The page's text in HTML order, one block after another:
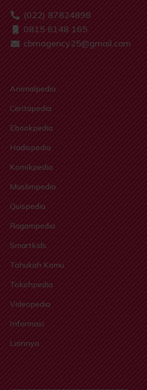
(022) 87824898
0815 6148 165
cbmagency25@gmail.com
Animalpedia
Ceritapedia
Ebookpedia
Hadispedia
Komikpedia
Muslimpedia
Quispedia
Ragampedia
Smartkids
Tahukah Kamu
Tokohpedia
Videopedia
Informasi
Lainnya